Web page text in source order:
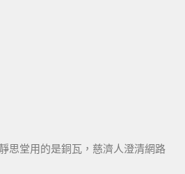
思堂用的是銅瓦，慈濟人澄清網路